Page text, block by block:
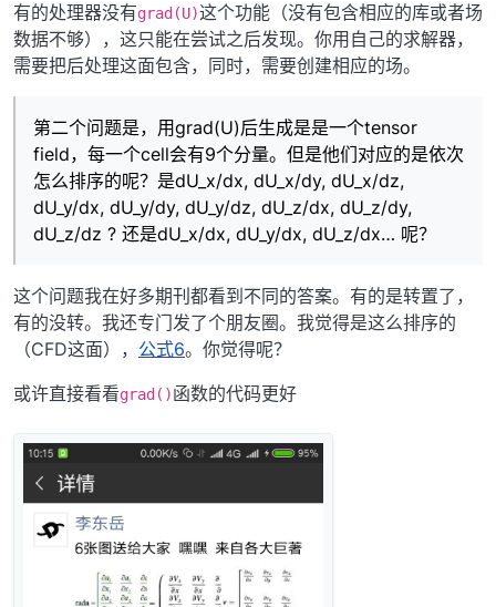
有的处理器没有grad(U)这个功能（没有包含相应的库或者场
数据不够），这只能在尝试之后发现。你用自己的求解器，
需要把后处理这面包含，同时，需要创建相应的场。
第二个问题是，用grad(U)后生成是是一个tensor
field，每一个cell会有9个分量。但是他们对应的是依次
怎么排序的呢？是dU_x/dx, dU_x/dy, dU_x/dz,
dU_y/dx, dU_y/dy, dU_y/dz, dU_z/dx, dU_z/dy,
dU_z/dz ? 还是dU_x/dx, dU_y/dx, dU_z/dx… 呢？
这个问题我在好多期刊都看到不同的答案。有的是转置了，
有的没转。我还专门发了个朋友圈。我觉得是这么排序的
（CFD这面）， 公式6。你觉得呢？
或许直接看看grad()函数的代码更好